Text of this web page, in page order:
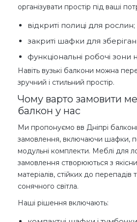
організувати простір під ваші
відкриті полиці для рослин;
закриті шафки для
функціональні робочі зони
Навіть вузькі балкони можна
зручний і стильний простір.
Чому варто замовити
балкон у нас
Ми пропонуємо вв Дніпрі
замовлення, включаючи шафки,
модульні комплекти. Меблі для
замовлення створюються з
матеріалів, стійких до перепадів
сонячного світла.
Наші рішення включають: